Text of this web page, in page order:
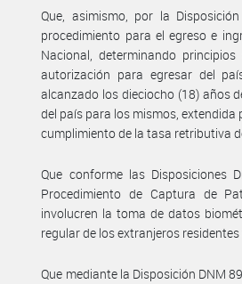
Que, asimismo, por la
procedimiento para el egreso e
Nacional, determinando
autorización para egresar del
alcanzado los dieciocho (18) años
del país para los mismos,
cumplimiento de la tasa retributiva
Que conforme las
Procedimiento de Captura de
involucren la toma de datos
regular de los extranjeros
Que mediante la Disposición DNM